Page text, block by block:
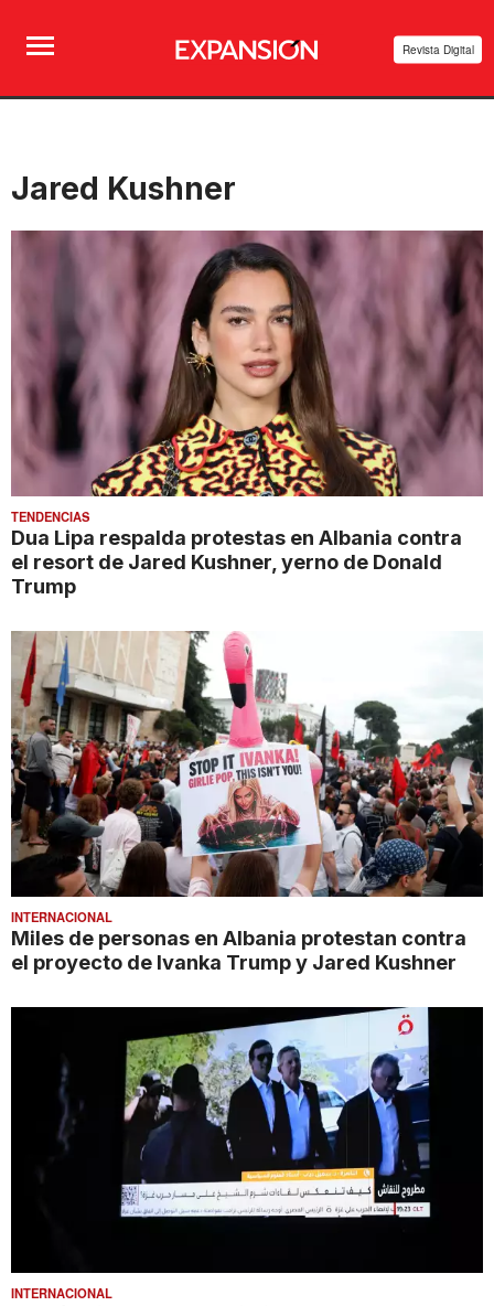
Revista Digital
Jared Kushner
TENDENCIAS
Dua Lipa respalda protestas en Albania contra
el resort de Jared Kushner, yerno de Donald
Trump
INTERNACIONAL
Miles de personas en Albania protestan contra
el proyecto de Ivanka Trump y Jared Kushner
INTERNACIONAL